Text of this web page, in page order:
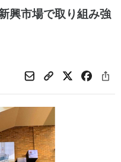
興市場で取り組み強